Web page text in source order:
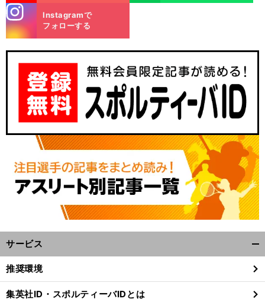
m
Instagramで
フォローする
サービス
閉
る
推奨環境
集英社ID・スポルティーバIDとは